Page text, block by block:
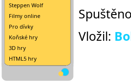
Steppen Wolf
Filmy online
Pro dívky
Koňské hry
3D hry
HTML5 hry
Vložil: